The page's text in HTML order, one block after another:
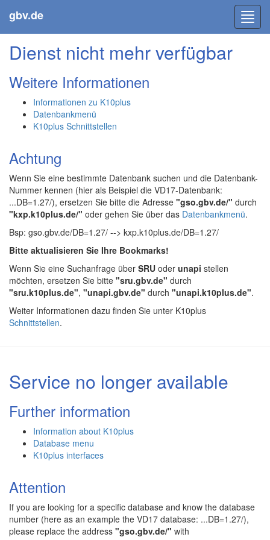
gbv.de
Dienst nicht mehr verfügbar
Weitere Informationen
Informationen zu K10plus
Datenbankmenü
K10plus Schnittstellen
Achtung
Wenn Sie eine bestimmte Datenbank suchen und die Datenbank-
Nummer kennen (hier als Beispiel die VD17-Datenbank:
...DB=1.27/), ersetzen Sie bitte die Adresse "gso.gbv.de/" durch
"kxp.k10plus.de/" oder gehen Sie über das Datenbankmenü.
Bsp: gso.gbv.de/DB=1.27/ --> kxp.k10plus.de/DB=1.27/
Bitte aktualisieren Sie Ihre Bookmarks!
Wenn Sie eine Suchanfrage über SRU oder unapi stellen
möchten, ersetzen Sie bitte "sru.gbv.de" durch
"sru.k10plus.de", "unapi.gbv.de" durch "unapi.k10plus.de".
Weiter Informationen dazu finden Sie unter K10plus
Schnittstellen.
Service no longer available
Further information
Information about K10plus
Database menu
K10plus interfaces
Attention
If you are looking for a specific database and know the database
number (here as an example the VD17 database: ...DB=1.27/),
please replace the address "gso.gbv.de/" with